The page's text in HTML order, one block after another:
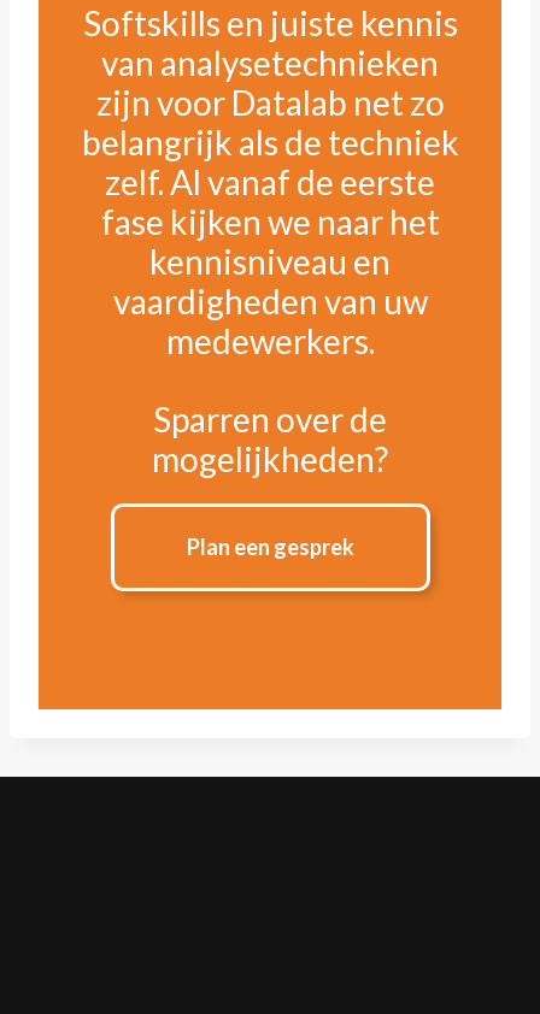
Softskills en juiste kennis
van analysetechnieken
zijn voor Datalab net zo
belangrijk als de techniek
zelf. Al vanaf de eerste
fase kijken we naar het
kennisniveau en
vaardigheden van uw
medewerkers.
Sparren over de
mogelijkheden?
Plan een gesprek